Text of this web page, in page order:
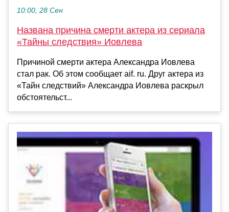
10:00, 28 Сен
Названа причина смерти актера из сериала
«Тайны следствия» Иовлева
Причиной смерти актера Александра Иовлева
стал рак. Об этом сообщает aif. ru. Друг актера из
«Тайн следствий» Александра Иовлева раскрыл
обстоятельст...